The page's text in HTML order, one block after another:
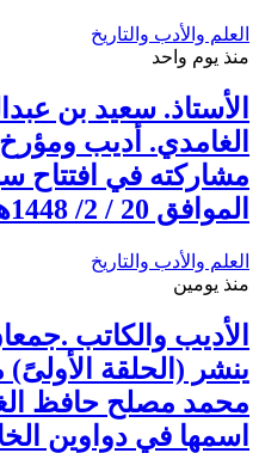
العلم والأدب والتاريخ
منذ يوم واحد
الأستاذ. سعيد بن
الغامدي. أديب
مشاركته في افتتاح
الموافق 20 / 2/ 1448هـ .
العلم والأدب والتاريخ
منذ يومين
الأديب والكاتب
ينشر (الحلقة الأولىً)
محمد مصلح حافظ
اسمها في دواوين